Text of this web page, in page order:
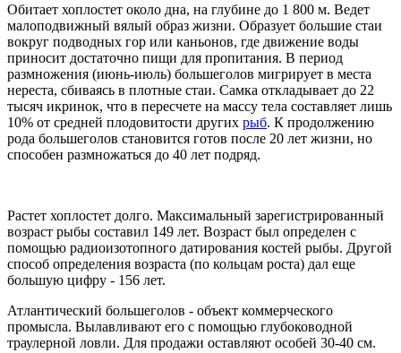
Обитает хоплостет около дна, на глубине до 1 800 м. Ведет
малоподвижный вялый образ жизни. Образует большие стаи
вокруг подводных гор или каньонов, где движение воды
приносит достаточно пищи для пропитания. В период
размножения (июнь-июль) большеголов мигрирует в места
нереста, сбиваясь в плотные стаи. Самка откладывает до 22
тысяч икринок, что в пересчете на массу тела составляет лишь
10% от средней плодовитости других рыб. К продолжению
рода большеголов становится готов после 20 лет жизни, но
способен размножаться до 40 лет подряд.
Растет хоплостет долго. Максимальный зарегистрированный
возраст рыбы составил 149 лет. Возраст был определен с
помощью радиоизотопного датирования костей рыбы. Другой
способ определения возраста (по кольцам роста) дал еще
большую цифру - 156 лет.
Атлантический большеголов - объект коммерческого
промысла. Вылавливают его с помощью глубоководной
траулерной ловли. Для продажи оставляют особей 30-40 см.